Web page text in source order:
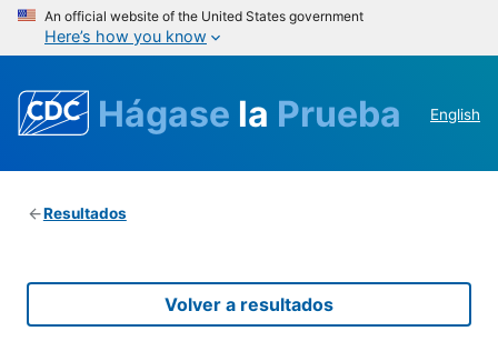
An official website of the United States government
Here’s how you know
Hágase la Prueba English
Resultados
Volver a resultados